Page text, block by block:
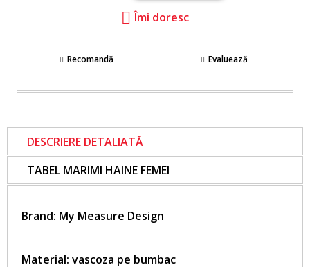
Îmi doresc
Recomandă Evaluează
DESCRIERE DETALIATĂ
TABEL MARIMI HAINE FEMEI
Brand: My Measure Design
Material: vascoza pe bumbac